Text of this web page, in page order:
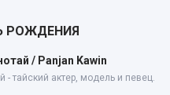
РОЖДЕНИЯ
/ Panjan Kawin
- тайский актер, модель и певец.